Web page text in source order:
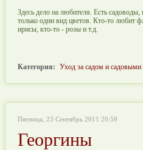
Здесь дело на любителя. Есть
только один вид цветов. Кто-то любит
ирисы, кто-то - розы и т.д.
Категория: Уход за садом и садовыми
Пятница, 23 Сентябрь 2011 20:59
Георгины